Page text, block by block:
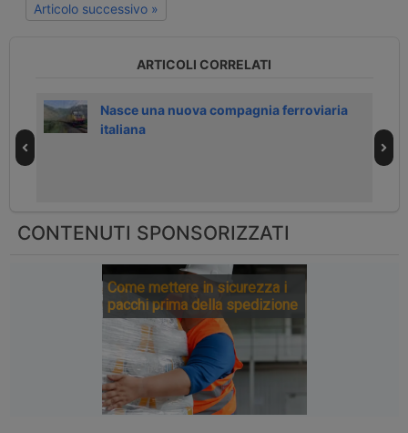
Articolo successivo »
ARTICOLI CORRELATI
Nasce una nuova compagnia ferroviaria
italiana
CONTENUTI SPONSORIZZATI
Come mettere in sicurezza i
pacchi prima della spedizione